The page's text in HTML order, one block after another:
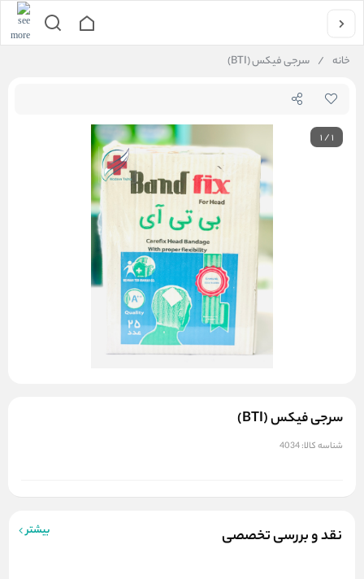
خانه / سرجی فیکس (BTI)
1/1
سرجی فیکس (BTI)
شناسه کالا:4034
نقد و بررسی تخصصی بیشتر